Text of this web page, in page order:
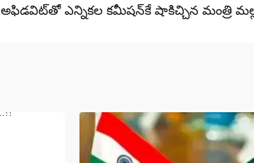
అఫిడవిట్‌తో ఎన్నికల కమీషన్‌కే షాకిచ్చిన మంత్రి